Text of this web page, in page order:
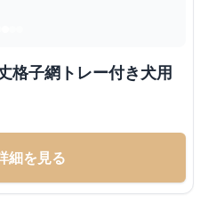
格子網トレー付き犬用
細を見る